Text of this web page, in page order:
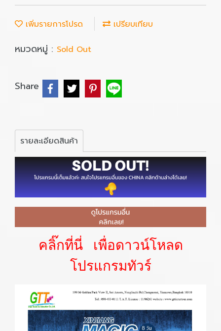
เพิ่มรายการโปรด เปรียบเทียบ
หมวดหมู่ : Sold Out
Share
รายละเอียดสินค้า
คลิ๊กที่นี่ เพื่อดาวน์โหลด
โปรแกรมทัวร์